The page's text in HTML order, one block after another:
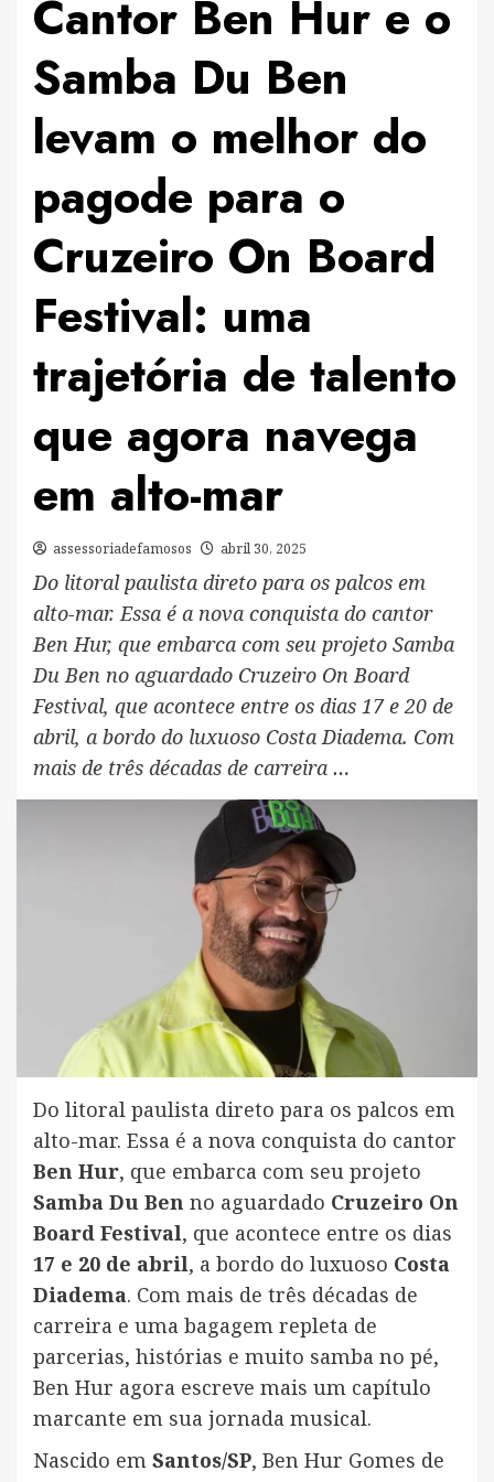
Cantor Ben Hur e o
Samba Du Ben
levam o melhor do
pagode para o
Cruzeiro On Board
Festival: uma
trajetória de talento
que agora navega
em alto-mar
assessoriadefamosos abril 30, 2025
Do litoral paulista direto para os palcos em
alto-mar. Essa é a nova conquista do cantor
Ben Hur, que embarca com seu projeto Samba
Du Ben no aguardado Cruzeiro On Board
Festival, que acontece entre os dias 17 e 20 de
abril, a bordo do luxuoso Costa Diadema. Com
mais de três décadas de carreira …
Do litoral paulista direto para os palcos em
alto-mar. Essa é a nova conquista do cantor
Ben Hur, que embarca com seu projeto
Samba Du Ben no aguardado Cruzeiro On
Board Festival, que acontece entre os dias
17 e 20 de abril, a bordo do luxuoso Costa
Diadema. Com mais de três décadas de
carreira e uma bagagem repleta de
parcerias, histórias e muito samba no pé,
Ben Hur agora escreve mais um capítulo
marcante em sua jornada musical.
Nascido em Santos/SP, Ben Hur Gomes de